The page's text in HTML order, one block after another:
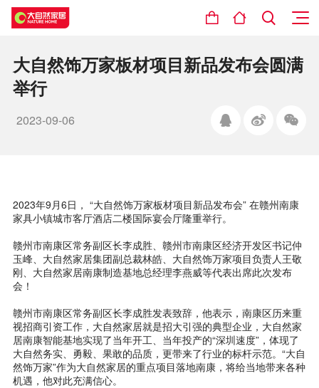
大自然饰万家板材项目新品发布会圆满
举行
2023-09-06
2023年9月6日， “大自然饰万家板材项目新品发布会” 在赣州南康
家具小镇城市客厅酒店二楼国际宴会厅隆重举行。
赣州市南康区常务副区长李成胜、赣州市南康区经济开发区书记仲
玉峰、大自然家居集团副总裁林皓、大自然饰万家项目负责人王敬
刚、大自然家居南康制造基地总经理李燕威等代表出席此次发布
会！
赣州市南康区常务副区长李成胜发表致辞，他表示，南康区历来重
视招商引资工作，大自然家居就是招大引强的典型企业，大自然家
居南康智能基地实现了当年开工、当年投产的“深圳速度”，体现了
大自然务实、勇毅、果敢的品质，更带来了行业的标杆示范。“大自
然饰万家”作为大自然家居的重点项目落地南康，将给当地带来各种
机遇，他对此充满信心。